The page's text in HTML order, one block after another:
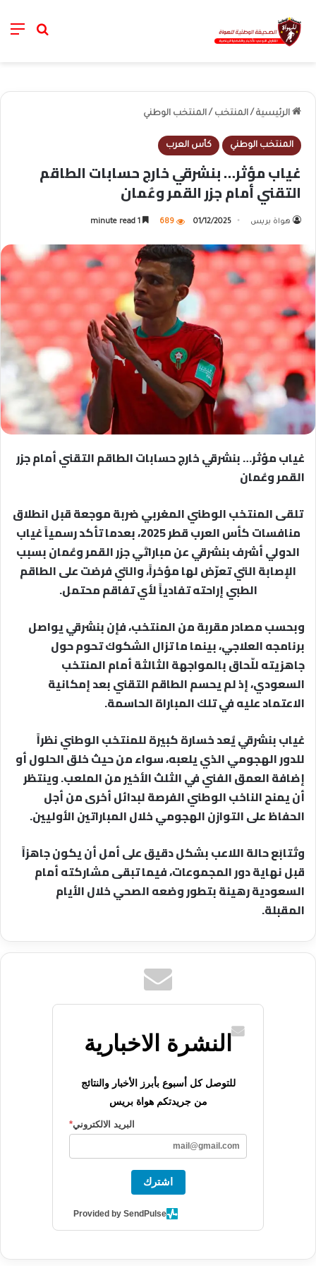
خانة
الرئيسية / المنتخب / المنتخب الوطني
المنتخب الوطني كأس العرب
غياب مؤثر… بنشرقي خارج حسابات الطاقم
التقني أمام جزر القمر وعُمان
هواة بريس 01/12/2025
689
غياب مؤثر… بنشرقي خارج حسابات الطاقم التقني أمام جزر
القمر وعُمان
تلقى المنتخب الوطني المغربي ضربة موجعة قبل انطلاق
منافسات كأس العرب قطر 2025، بعدما تأكد رسمياً غياب
الدولي أشرف بنشرقي عن مباراتَي جزر القمر وعُمان بسبب
الإصابة التي تعرّض لها مؤخراً، والتي فرضت على الطاقم
الطبي إراحته تفادياً لأي تفاقم محتمل.
وبحسب مصادر مقربة من المنتخب، فإن بنشرقي يواصل
برنامجه العلاجي، بينما ما تزال الشكوك تحوم حول
جاهزيته للّحاق بالمواجهة الثالثة أمام المنتخب
السعودي، إذ لم يحسم الطاقم التقني بعد إمكانية
الاعتماد عليه في تلك المباراة الحاسمة.
غياب بنشرقي يُعد خسارة كبيرة للمنتخب الوطني نظراً
للدور الهجومي الذي يلعبه، سواء من حيث خلق الحلول أو
إضافة العمق الفني في الثلث الأخير من الملعب. وينتظر
أن يمنح الناخب الوطني الفرصة لبدائل أخرى من أجل
الحفاظ على التوازن الهجومي خلال المباراتين الأوليين.
وتُتابَع حالة اللاعب بشكل دقيق على أمل أن يكون جاهزاً
قبل نهاية دور المجموعات، فيما تبقى مشاركته أمام
السعودية رهينة بتطور وضعه الصحي خلال الأيام
المقبلة.
النشرة الاخبارية
للتوصل كل أسبوع بأبرز الأخبار والنتائج
من جريدتكم هواة بريس
البريد الالكتروني*
اشترك
Provided by SendPulse